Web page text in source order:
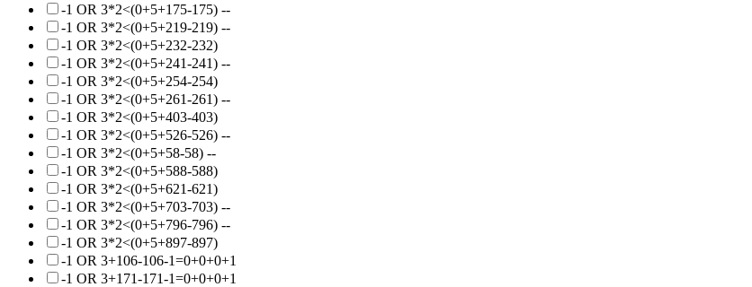
-1 OR 3*2<(0+5+175-175) --
-1 OR 3*2<(0+5+219-219) --
-1 OR 3*2<(0+5+232-232)
-1 OR 3*2<(0+5+241-241) --
-1 OR 3*2<(0+5+254-254)
-1 OR 3*2<(0+5+261-261) --
-1 OR 3*2<(0+5+403-403)
-1 OR 3*2<(0+5+526-526) --
-1 OR 3*2<(0+5+58-58) --
-1 OR 3*2<(0+5+588-588)
-1 OR 3*2<(0+5+621-621)
-1 OR 3*2<(0+5+703-703) --
-1 OR 3*2<(0+5+796-796) --
-1 OR 3*2<(0+5+897-897)
-1 OR 3+106-106-1=0+0+0+1
-1 OR 3+171-171-1=0+0+0+1